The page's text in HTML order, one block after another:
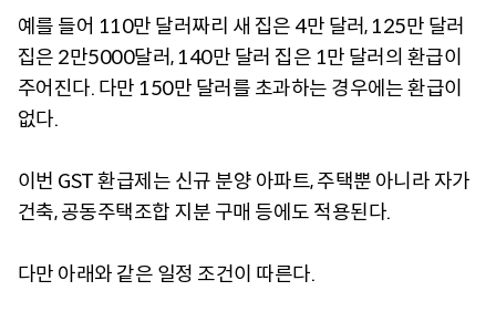
예를 들어 110만 달러짜리 새 집은 4만 달러, 125만 달러
집은 2만5000달러, 140만 달러 집은 1만 달러의 환급이
주어진다. 다만 150만 달러를 초과하는 경우에는 환급이
없다.
이번 GST 환급제는 신규 분양 아파트, 주택뿐 아니라 자가
건축, 공동주택조합 지분 구매 등에도 적용된다.
다만 아래와 같은 일정 조건이 따른다.